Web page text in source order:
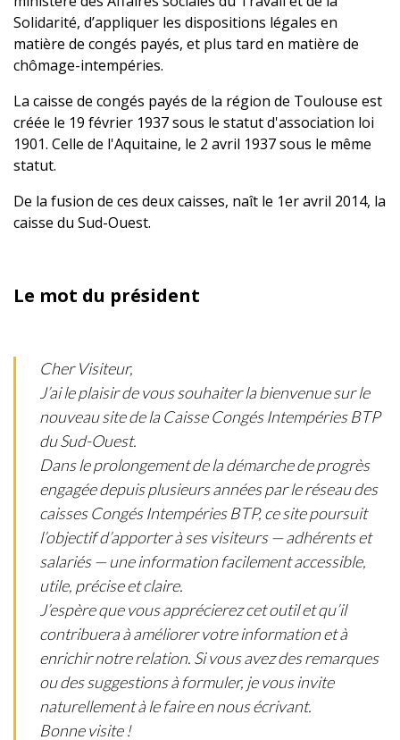
Solidarité, d’appliquer les dispositions légales en
matière de congés payés, et plus tard en matière de
chômage-intempéries.
La caisse de congés payés de la région de Toulouse est
créée le 19 février 1937 sous le statut d'association loi
1901. Celle de l'Aquitaine, le 2 avril 1937 sous le même
statut.
De la fusion de ces deux caisses, naît le 1er avril 2014, la
caisse du Sud-Ouest.
Le mot du président
Cher Visiteur,
J’ai le plaisir de vous souhaiter la bienvenue sur le
nouveau site de la Caisse Congés Intempéries BTP
du Sud-Ouest.
Dans le prolongement de la démarche de progrès
engagée depuis plusieurs années par le réseau des
caisses Congés Intempéries BTP, ce site poursuit
l’objectif d’apporter à ses visiteurs — adhérents et
salariés — une information facilement accessible,
utile, précise et claire.
J’espère que vous apprécierez cet outil et qu’il
contribuera à améliorer votre information et à
enrichir notre relation. Si vous avez des remarques
ou des suggestions à formuler, je vous invite
naturellement à le faire en nous écrivant.
Bonne visite !